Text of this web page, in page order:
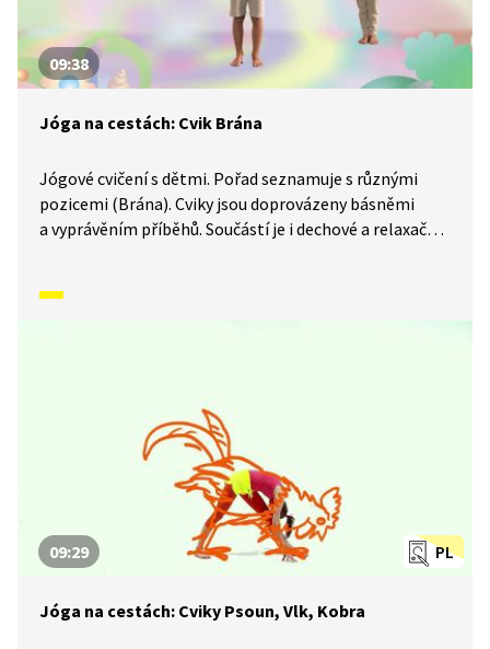
09:38
Jóga na cestách: Cvik Brána
Jógové cvičení s dětmi. Pořad seznamuje s různými
pozicemi (Brána). Cviky jsou doprovázeny básněmi
a vyprávěním příběhů. Součástí je i dechové a relaxační
PL
09:29
Jóga na cestách: Cviky Psoun, Vlk, Kobra